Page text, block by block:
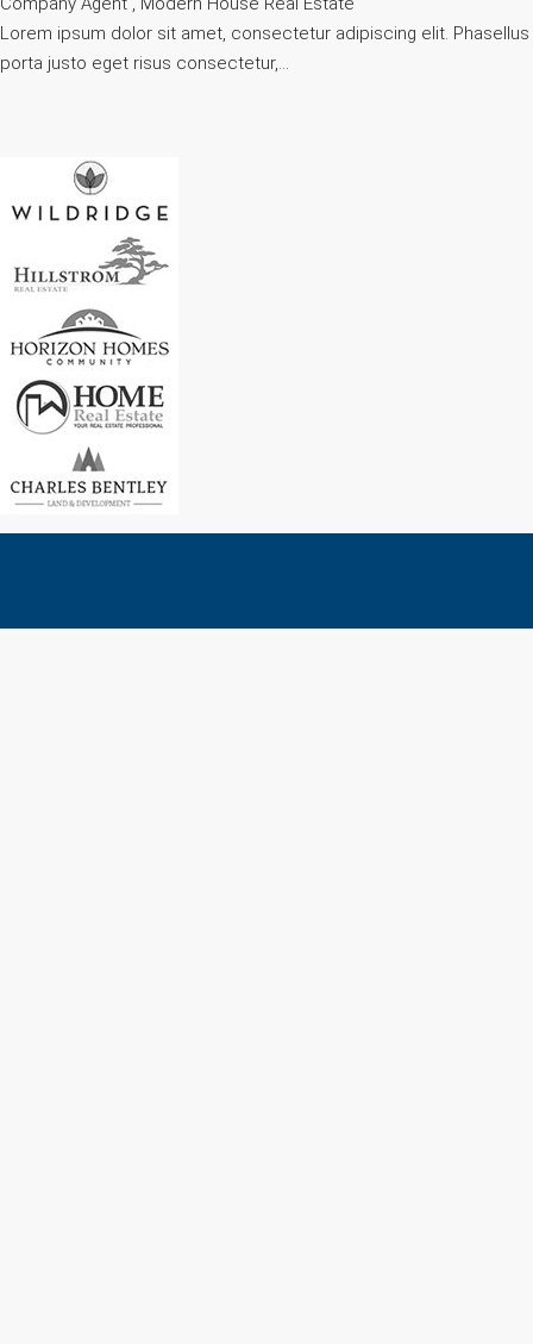
Lorem ipsum dolor sit amet, consectetur adipiscing elit. Phasellus
porta justo eget risus consectetur,…